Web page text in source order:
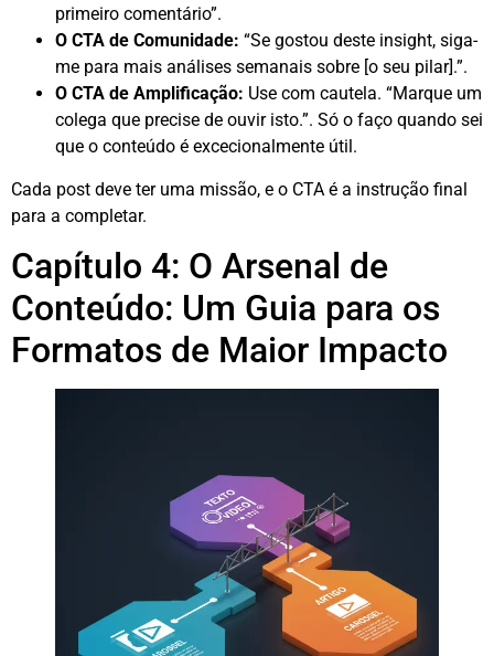
primeiro comentário”.
O CTA de Comunidade: “Se gostou deste insight, siga-
me para mais análises semanais sobre [o seu pilar].”.
O CTA de Amplificação: Use com cautela. “Marque um
colega que precise de ouvir isto.”. Só o faço quando sei
que o conteúdo é excecionalmente útil.
Cada post deve ter uma missão, e o CTA é a instrução final
para a completar.
Capítulo 4: O Arsenal de
Conteúdo: Um Guia para os
Formatos de Maior Impacto